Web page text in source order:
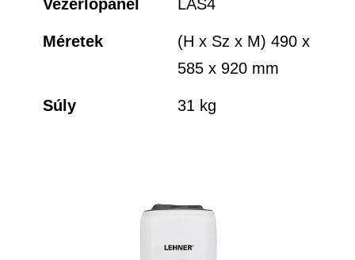
Vezérlőpanel LAS4
Méretek
(H x Sz x M) 490 x
585 x 920 mm
Súly 31 kg